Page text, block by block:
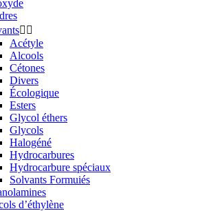
 
Acétyle
Alcools
Cétones
Divers
Écologique
Esters
Glycol éthers
Glycols
Halogéné
Hydrocarbures
Hydrocarbure spéciaux
Solvants Formuiés
d’éthylène